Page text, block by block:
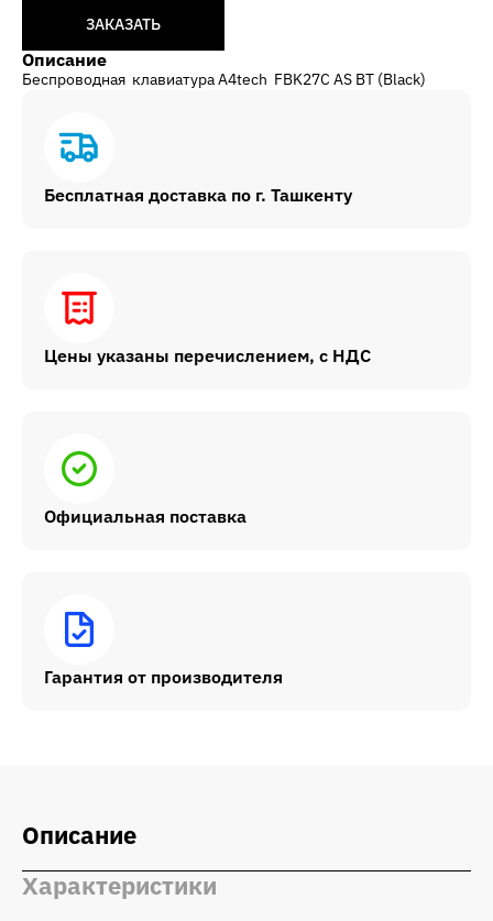
ЗАКАЗАТЬ
Описание
Беспроводная клавиатура A4tech FBK27C AS BT (Black)
Бесплатная доставка по г. Ташкенту
Цены указаны перечислением, с НДС
Официальная поставка
Гарантия от производителя
Описание
Характеристики